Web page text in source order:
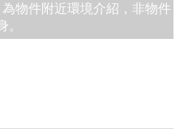
物件附近環境介紹，非物件
。